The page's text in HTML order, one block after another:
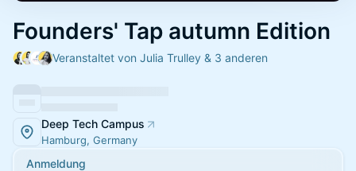
Founders' Tap autumn Edition
Veranstaltet von Julia Trulley & 3 anderen
Deep Tech Campus
Hamburg, Germany
Anmeldung